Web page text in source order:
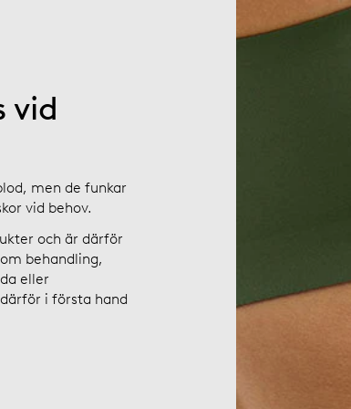
vid
men de funkar
vid behov.
och är därför
behandling,
eller
i första hand